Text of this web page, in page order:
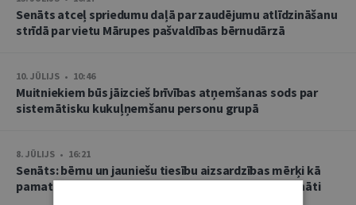
Senāts atceļ spriedumu daļā par zaudējumu atlīdzināšanu
strīdā par vietu Mārupes pašvaldības bērnudārzā
10. JŪLIJS • 10:46
Muitniekiem būs jāizcieš brīvības atņemšanas sods par
sistemātisku kukuļņemšanu personu grupā
8. JŪLIJS • 16:21
Senāts: bērnu un jauniešu tiesību aizsardzības mērķi kā
pamatu atbrīvojumam no PVN nevar tulkot paplašināti